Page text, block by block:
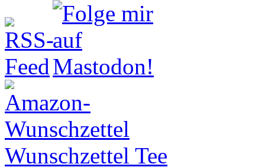
Wunschzettel Tee